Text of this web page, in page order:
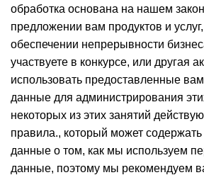
обработка основана на нашем
предложении вам продуктов и
обеспечении непрерывности
участвуете в конкурсе, или другая
использовать предоставленные
данные для администрирования
некоторых из этих занятий
правила., который может
данные о том, как мы используем
данные, поэтому мы рекомендуем